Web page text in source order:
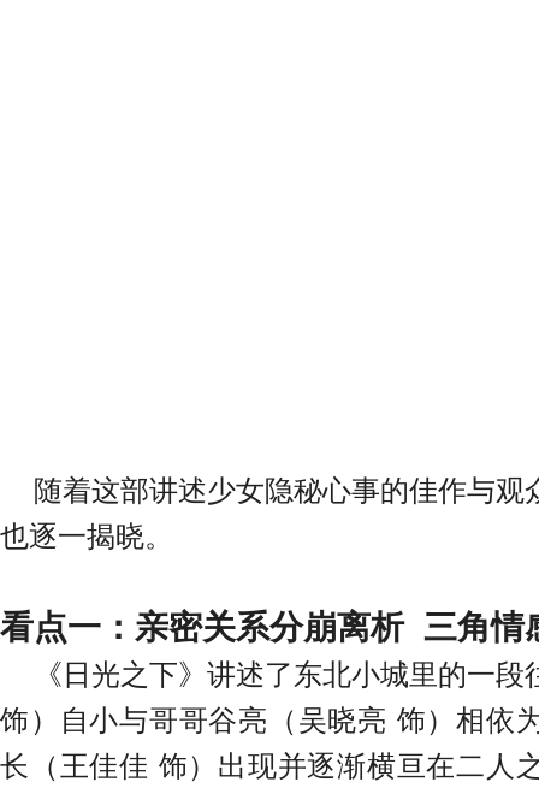
随着这部讲述少女隐秘心事的佳作与观
也逐一揭晓。
看点一：亲密关系分崩离析 三角情
《日光之下》讲述了东北小城里的一
饰）自小与哥哥谷亮（吴晓亮 饰）相依
长（王佳佳 饰）出现并逐渐横亘在二人